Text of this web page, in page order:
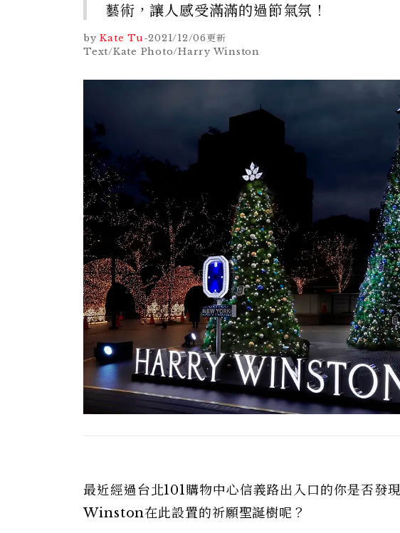
藝術，讓人感受滿滿的過節氣氛！
by Kate Tu-2021/12/06更新
Text/Kate Photo/Harry Winston
最近經過台北101購物中心信義路出入口的你是否
Winston在此設置的祈願聖誕樹呢？